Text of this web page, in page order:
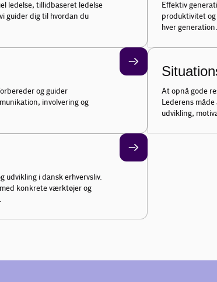
ledelse, tillidbaseret ledelse
guider dig til hvordan du
Effektiv
produktivitet
hver generation.
og guider
involvering og
At opnå gode
Lederens
udvikling,
udvikling i dansk erhvervsliv.
konkrete værktøjer og